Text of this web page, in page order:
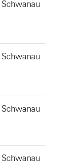
Schwanau
Schwanau
Schwanau
Schwanau